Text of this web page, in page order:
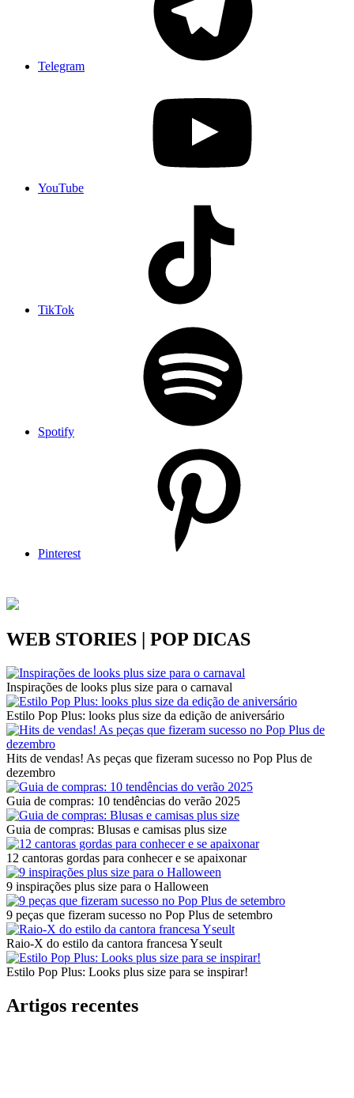
Telegram
YouTube
TikTok
Spotify
Pinterest
WEB STORIES | POP DICAS
Inspirações de looks plus size para o carnaval
Estilo Pop Plus: looks plus size da edição de aniversário
Hits de vendas! As peças que fizeram sucesso no Pop Plus de
dezembro
Guia de compras: 10 tendências do verão 2025
Guia de compras: Blusas e camisas plus size
12 cantoras gordas para conhecer e se apaixonar
9 inspirações plus size para o Halloween
9 peças que fizeram sucesso no Pop Plus de setembro
Raio-X do estilo da cantora francesa Yseult
Estilo Pop Plus: Looks plus size para se inspirar!
Artigos recentes